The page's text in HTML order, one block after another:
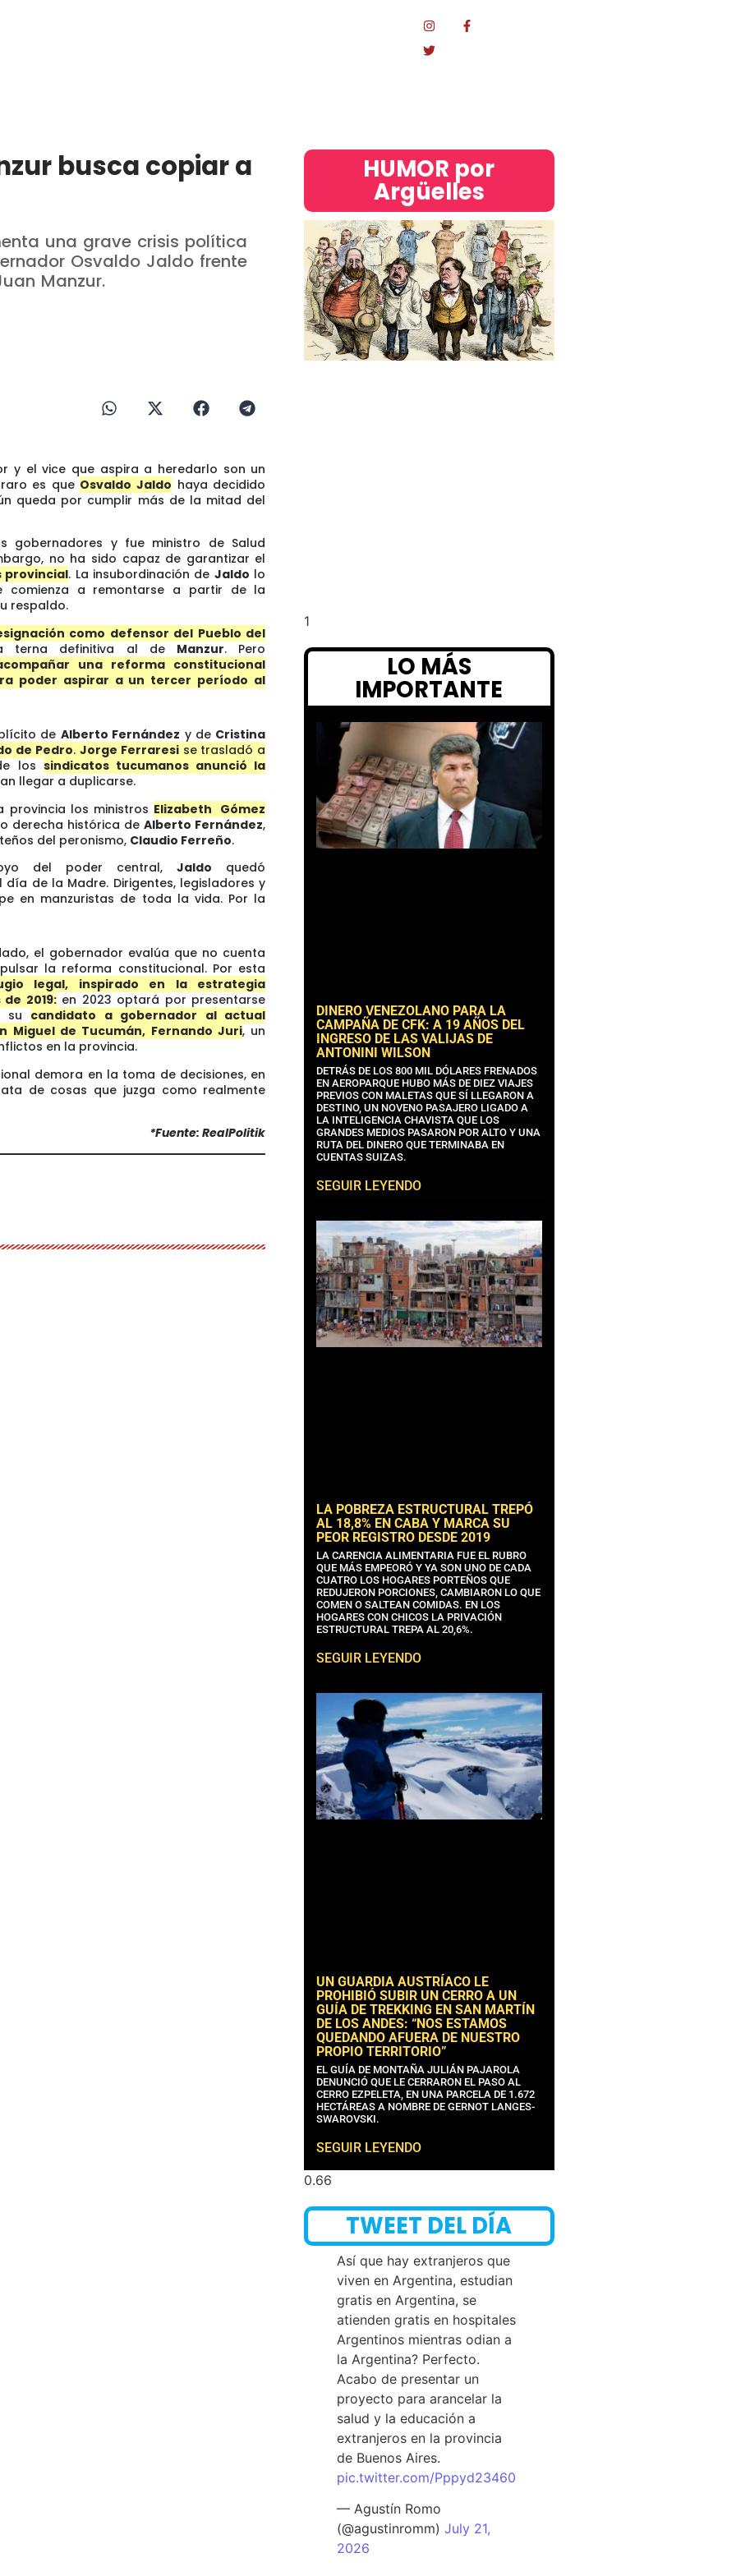
busca copiar a
una grave crisis política
Osvaldo Jaldo frente
Manzur.
y el vice que aspira a heredarlo son un
es que Osvaldo Jaldo haya decidido
queda por cumplir más de la mitad del
gobernadores y fue ministro de Salud
no ha sido capaz de garantizar el
provincial. La insubordinación de Jaldo lo
comienza a remontarse a partir de la
respaldo.
como defensor del Pueblo del
terna definitiva al de Manzur. Pero
una reforma constitucional
poder aspirar a un tercer período al
de Alberto Fernández y de Cristina
de Pedro. Jorge Ferraresise trasladó a
los sindicatos tucumanos anunció la
llegar a duplicarse.
provincia los ministros Elizabeth Gómez
derecha histórica deAlberto Fernández,
del peronismo, Claudio Ferreño.
del poder central,Jaldo quedó
día de la Madre. Dirigentes, legisladores y
en manzuristas de toda la vida. Por la
el gobernador evalúa que no cuenta
la reforma constitucional. Por esta
legal, inspirado en la estrategia
2019:en 2023 optará por presentarse
su candidato a gobernador al actual
Miguel de Tucumán, Fernando Juri, un
en la provincia.
demora en la toma de decisiones, en
de cosas que juzga como realmente
*Fuente: RealPolitik
HUMOR por
Argüelles​
LO MÁS
IMPORTANTE
DINERO VENEZOLANO PARA LA
CAMPAÑA DE CFK: A 19 AÑOS DEL
INGRESO DE LAS VALIJAS DE
ANTONINI WILSON
DETRÁS DE LOS 800 MIL DÓLARES FRENADOS
EN AEROPARQUE HUBO MÁS DE DIEZ VIAJES
PREVIOS CON MALETAS QUE SÍ LLEGARON A
DESTINO, UN NOVENO PASAJERO LIGADO A
LA INTELIGENCIA CHAVISTA QUE LOS
GRANDES MEDIOS PASARON POR ALTO Y UNA
RUTA DEL DINERO QUE TERMINABA EN
CUENTAS SUIZAS.
SEGUIR LEYENDO
LA POBREZA ESTRUCTURAL TREPÓ
AL 18,8% EN CABA Y MARCA SU
PEOR REGISTRO DESDE 2019
LA CARENCIA ALIMENTARIA FUE EL RUBRO
QUE MÁS EMPEORÓ Y YA SON UNO DE CADA
CUATRO LOS HOGARES PORTEÑOS QUE
REDUJERON PORCIONES, CAMBIARON LO QUE
COMEN O SALTEAN COMIDAS. EN LOS
HOGARES CON CHICOS LA PRIVACIÓN
ESTRUCTURAL TREPA AL 20,6%.
SEGUIR LEYENDO
UN GUARDIA AUSTRÍACO LE
PROHIBIÓ SUBIR UN CERRO A UN
GUÍA DE TREKKING EN SAN MARTÍN
DE LOS ANDES: “NOS ESTAMOS
QUEDANDO AFUERA DE NUESTRO
PROPIO TERRITORIO”
EL GUÍA DE MONTAÑA JULIÁN PAJAROLA
DENUNCIÓ QUE LE CERRARON EL PASO AL
CERRO EZPELETA, EN UNA PARCELA DE 1.672
HECTÁREAS A NOMBRE DE GERNOT LANGES-
SWAROVSKI.
SEGUIR LEYENDO
TWEET DEL DÍA
Así que hay extranjeros que
viven en Argentina, estudian
gratis en Argentina, se
atienden gratis en hospitales
Argentinos mientras odian a
la Argentina? Perfecto.
Acabo de presentar un
proyecto para arancelar la
salud y la educación a
extranjeros en la provincia
de Buenos Aires.
pic.twitter.com/Pppyd23460
— Agustín Romo
(@agustinromm)July 21,
2026